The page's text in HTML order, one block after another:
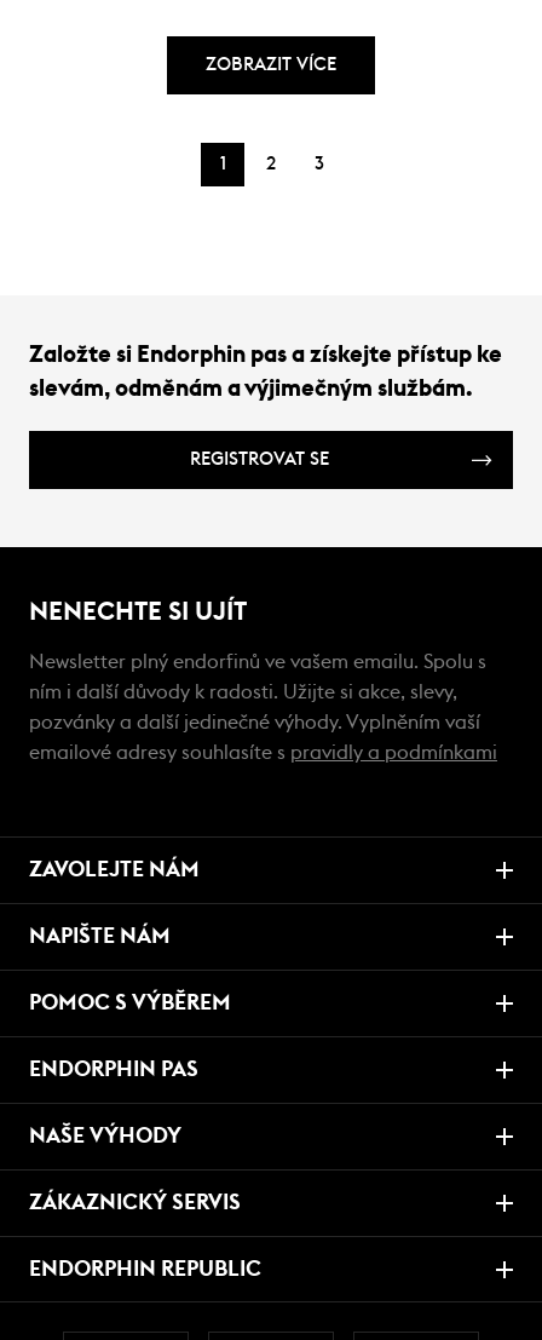
ZOBRAZIT VÍCE
1 2 3
Založte si Endorphin pas a získejte přístup ke
slevám, odměnám a výjimečným službám.
REGISTROVAT SE
NENECHTE SI UJÍT
Newsletter plný endorfinů ve vašem emailu. Spolu s
ním i další důvody k radosti. Užijte si akce, slevy,
pozvánky a další jedinečné výhody. Vyplněním vaší
emailové adresy souhlasíte s pravidly a podmínkami
ZAVOLEJTE NÁM
NAPIŠTE NÁM
POMOC S VÝBĚREM
ENDORPHIN PAS
NAŠE VÝHODY
ZÁKAZNICKÝ SERVIS
ENDORPHIN REPUBLIC